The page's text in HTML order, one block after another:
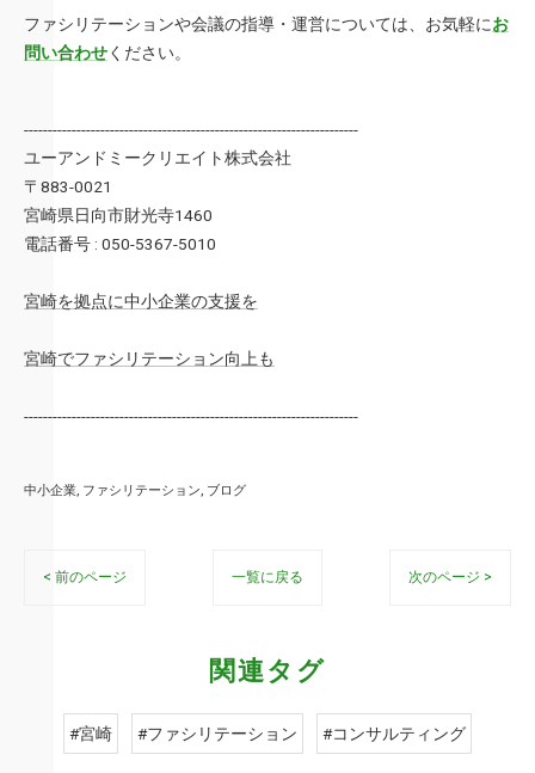
ファシリテーションや会議の指導・運営については、お気軽にお
問い合わせください。
----------------------------------------------------------------------
ユーアンドミークリエイト株式会社
〒883-0021
宮崎県日向市財光寺1460
電話番号 : 050-5367-5010
宮崎を拠点に中小企業の支援を
宮崎でファシリテーション向上も
----------------------------------------------------------------------
中小企業 ファシリテーション ブログ
< 前のページ 一覧に戻る 次のページ >
関連タグ
#宮崎 #ファシリテーション #コンサルティング